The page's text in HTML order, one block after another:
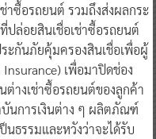
าซื้อรถยนต์ รวมถึงส่งผลกระ
ปล่อยสินเชื่อเช่าซื้อรถยนต์
กันภัยคุ้มครองสินเชื่อเพื่อผู้
เพื่อมาปิดช่อง
ต่างเช่าซื้อรถยนต์ของลูกค้า
นการเงินต่าง ๆ ผลิตภัณฑ์
ธรรมและหวังว่าจะได้รับ